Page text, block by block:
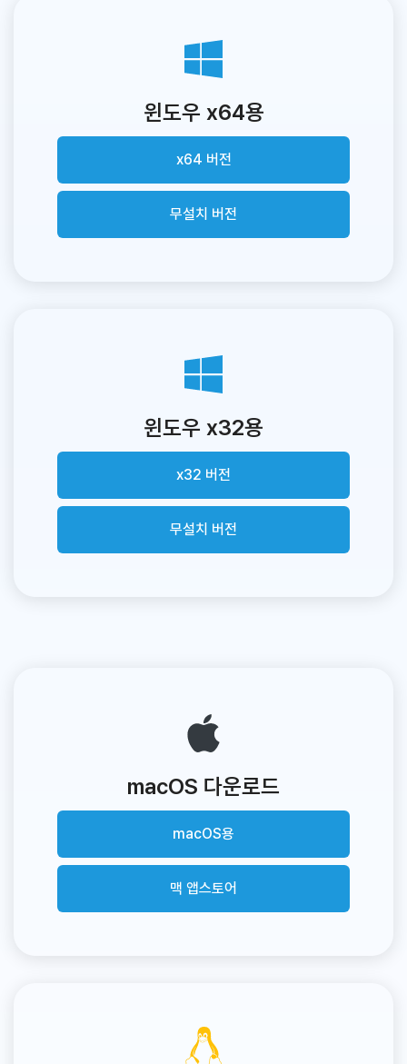
윈도우 x64용
x64 버전
무설치 버전
윈도우 x32용
x32 버전
무설치 버전
macOS 다운로드
macOS용
맥 앱스토어